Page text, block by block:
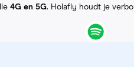
4G en 5G. Holafly houdt je